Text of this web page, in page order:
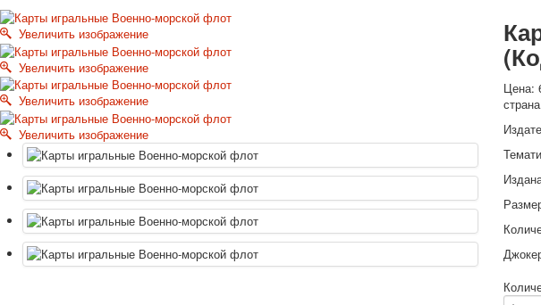
Увеличить изображение
Увеличить изображение
Увеличить изображение
Увеличить изображение
Цена: